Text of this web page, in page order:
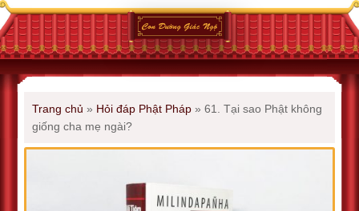
Trang chủ » Hỏi đáp Phật Pháp » 61. Tại sao Phật không
giống cha mẹ ngài?